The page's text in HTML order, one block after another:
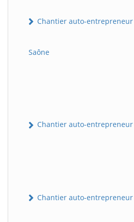
Chantier auto-
Saône
Chantier auto-
Chantier auto-entrepreneur